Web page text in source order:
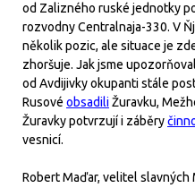
od Zalizného ruské jednotky
rozvodny Centralnaja-330. V
několik pozic, ale situace je
zhoršuje. Jak jsme
od Avdijivky okupanti stále
Rusové obsadiliŽuravku,
Žuravky potvrzují i záběry
vesnicí.
Robert Maďar, velitel slavných